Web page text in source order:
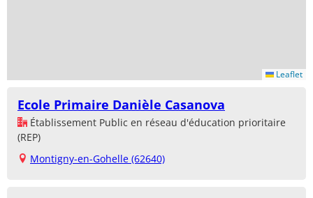
Leaflet
Ecole Primaire Danièle Casanova
Établissement Public en réseau d'éducation prioritaire
(REP)
Montigny-en-Gohelle (62640)